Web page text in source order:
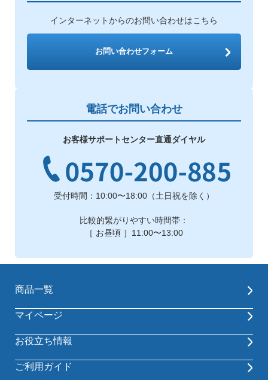
インターネットからのお問い合わせはこちら
お問い合わせフォーム
電話でお問い合わせ
お客様サポートセンター直通ダイヤル
受付時間：10:00〜18:00（土日祝を除く）
比較的繋がりやすい時間帯：
［ お昼頃 ］11:00〜13:00
商品一覧
マイページ
お役立ち情報
ご利用ガイド